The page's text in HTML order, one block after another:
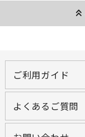
keyboard_double_arrow_up
ご利用ガイド
よくあるご質問